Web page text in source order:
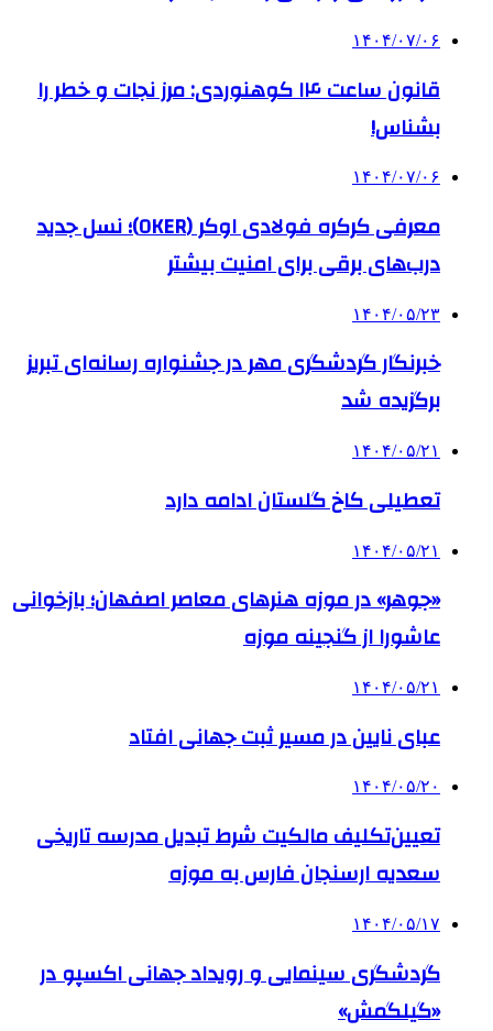
۱۴۰۴/۰۷/۰۶
قانون ساعت ۱۴ کوهنوردی: مرز نجات و خطر را
بشناس!
۱۴۰۴/۰۷/۰۶
معرفی کرکره فولادی اوکر (OKER)؛ نسل جدید
درب‌های برقی برای امنیت بیشتر
۱۴۰۴/۰۵/۲۳
خبرنگار گردشگری مهر در جشنواره رسانه‌ای تبریز
برگزیده شد
۱۴۰۴/۰۵/۲۱
تعطیلی کاخ گلستان ادامه دارد
۱۴۰۴/۰۵/۲۱
«جوهر» در موزه هنرهای معاصر اصفهان؛ بازخوانی
عاشورا از گنجینه موزه
۱۴۰۴/۰۵/۲۱
عبای نایین در مسیر ثبت جهانی افتاد
۱۴۰۴/۰۵/۲۰
تعیین‌تکلیف مالکیت شرط تبدیل مدرسه تاریخی
سعدیه ارسنجان فارس به موزه
۱۴۰۴/۰۵/۱۷
گردشگری سینمایی و رویداد جهانی اکسپو در
«گیلگمش»